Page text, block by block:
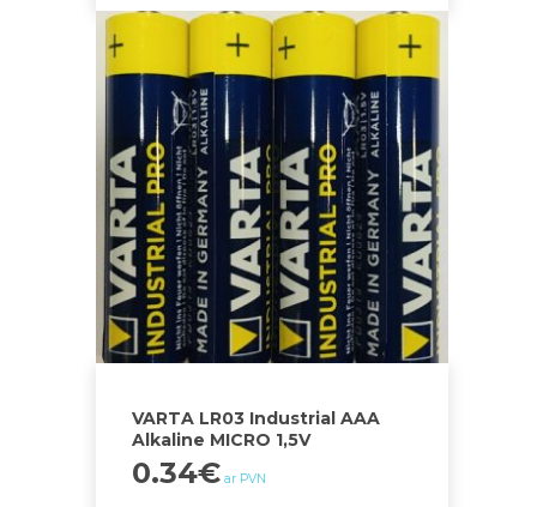
VARTA LR03 Industrial AAA
Alkaline MICRO 1,5V
0.34€ ar PVN